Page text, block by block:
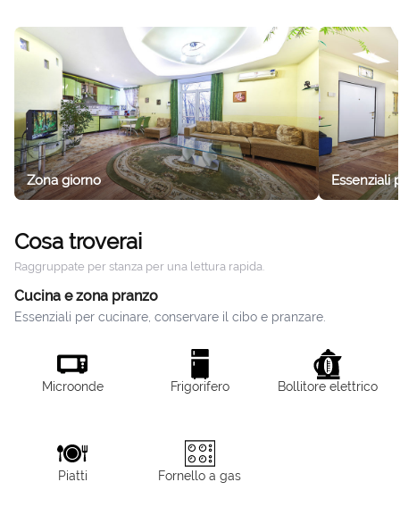
Zona giorno Essenziali
Cosa troverai
Raggruppate per stanza per una lettura rapida.
Cucina e zona pranzo
Essenziali per cucinare, conservare il cibo e pranzare.
Microonde Frigorifero Bollitore elettrico
Piatti Fornello a gas